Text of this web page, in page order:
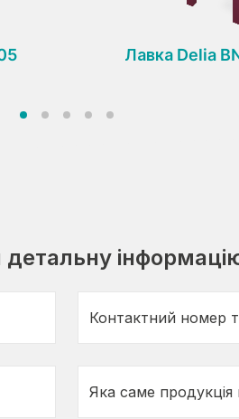
Лавка Delia
Контактний номер